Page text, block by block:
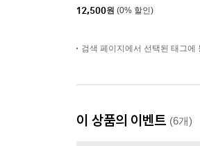
12,500원 (0% 할인)
검색 페이지에서 선택된 태그에
이 상품의 이벤트 (6개)